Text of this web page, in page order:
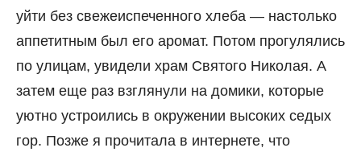
уйти без свежеиспеченного хлеба — настолько
аппетитным был его аромат. Потом прогулялись
по улицам, увидели храм Святого Николая. А
затем еще раз взглянули на домики, которые
уютно устроились в окружении высоких седых
гор. Позже я прочитала в интернете, что